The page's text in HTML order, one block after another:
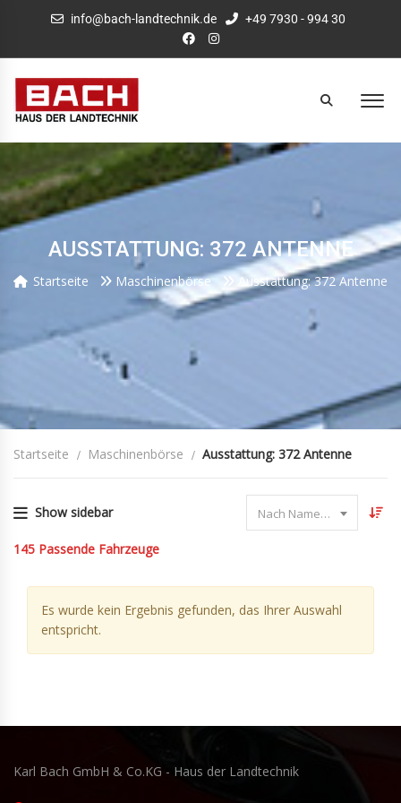
info@bach-landtechnik.de +49 7930 - 994 30
AUSSTATTUNG: 372 ANTENNE
Startseite Maschinenbörse Ausstattung: 372 Antenne
Startseite Maschinenbörse Ausstattung: 372 Antenne
Show sidebar Nach Name sortieren
145 Passende Fahrzeuge
Es wurde kein Ergebnis gefunden, das Ihrer Auswahl
entspricht.
Karl Bach GmbH & Co.KG - Haus der Landtechnik